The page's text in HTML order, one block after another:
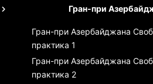
Гран-при
Гран-при Азербайджана
практика 1
Гран-при Азербайджана
практика 2